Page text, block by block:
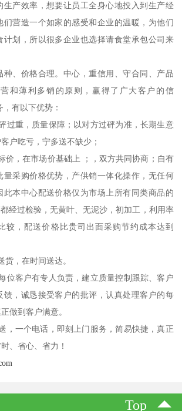
生产效率，想要让员工全身心地投入到生产经
们营造一个如家的感受和企业的温暖，为他们
计划，所以很多企业也选择请食堂承包公司来
种、价格合理。中心，重信用、守合同、产品
和薄利多销的原则，赢得了广大客户的信
有以下优势：
过重，质量保障；以对方过砰为准，长期生意
户吃亏，宁多送不缺少；
价，在市场价基础上 ；，双方共同协商；自有
量采购价格优势，产供销一体化操作，无任何
此本中心配送价格仅为市场上所有同类商品的
经过检验，无黄叶、无泥沙，初加工，利用率
较，配送价格比贵司出面采购节约成本达到
货，在时间送达。
位客户有专人负责，建立质量控制跟踪、客户
馈，诚恳接受客户的批评，认真处理客户的每
做到客户满意。
，一个电话，即刻上门服务，简易快捷，真正
、省心、省力！
Top